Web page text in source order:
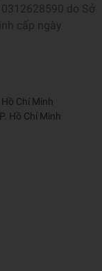
do Sở
cấp ngày
Chí Minh
Hồ Chí Minh